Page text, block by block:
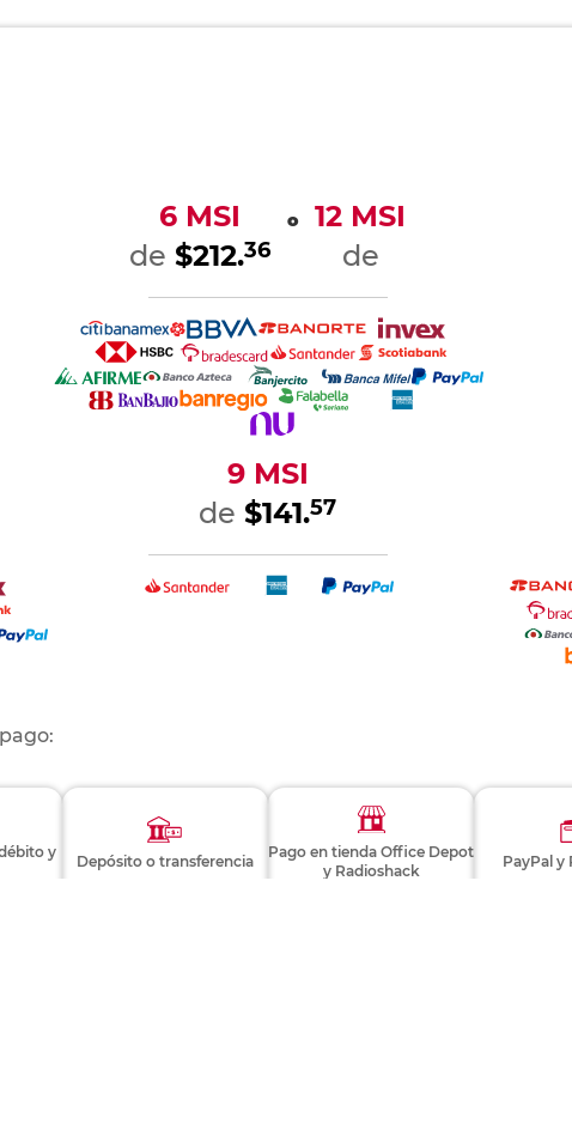
6 MSI
de $212.36
o
12 MSI
de
9 MSI
de $141.57
y
Depósito o transferencia
Pago en tienda Office Depot
y Radioshack
PayPal y